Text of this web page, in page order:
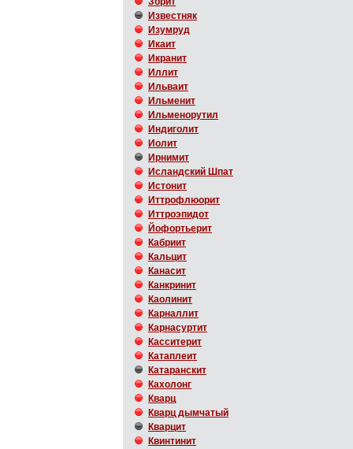
Известняк
Изумруд
Икаит
Икранит
Иллит
Ильваит
Ильменит
Ильменорутил
Индиголит
Иолит
Ирнимит
Исландский Шпат
Истонит
Иттрофлюорит
Иттроэпидот
Йофортьерит
Кабриит
Кальцит
Канасит
Канкринит
Каолинит
Карналлит
Карнасуртит
Касситерит
Катаплеит
Катаранскит
Кахолонг
Кварц
Кварц дымчатый
Кварцит
Квинтинит